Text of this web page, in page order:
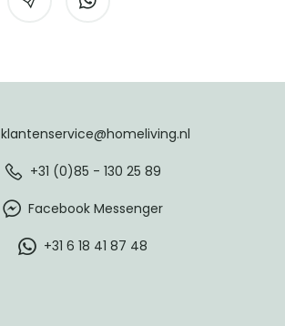
klantenservice@homeliving.nl
+31 (0)85 - 130 25 89
Facebook Messenger
+31 6 18 41 87 48